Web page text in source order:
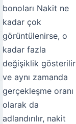
bonoları Nakit ne
kadar çok
görüntülenirse, o
kadar fazla
değişiklik gösterilir
ve aynı zamanda
gerçekleşme oranı
olarak da
adlandırılır, nakit